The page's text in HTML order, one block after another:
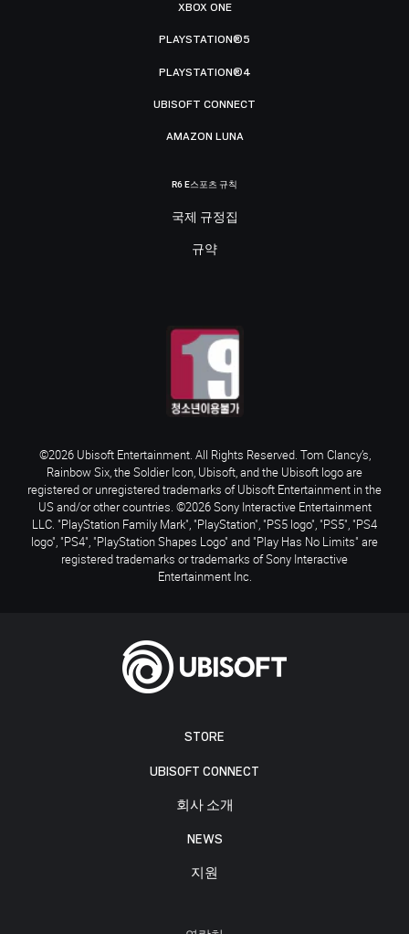
STORE
UBISOFT CONNECT
회사 소개
NEWS
지원
XBOX ONE
PLAYSTATION®5
PLAYSTATION®4
UBISOFT CONNECT
AMAZON LUNA
R6 E스포츠 규칙
국제 규정집
규약
©2026 Ubisoft Entertainment. All Rights Reserved. Tom Clancy’s,
Rainbow Six, the Soldier Icon, Ubisoft, and the Ubisoft logo are
registered or unregistered trademarks of Ubisoft Entertainment in the
US and/or other countries. ©2026 Sony Interactive Entertainment
LLC. "PlayStation Family Mark", "PlayStation", "PS5 logo", "PS5", "PS4
logo", "PS4", "PlayStation Shapes Logo" and "Play Has No Limits" are
registered trademarks or trademarks of Sony Interactive
Entertainment Inc.